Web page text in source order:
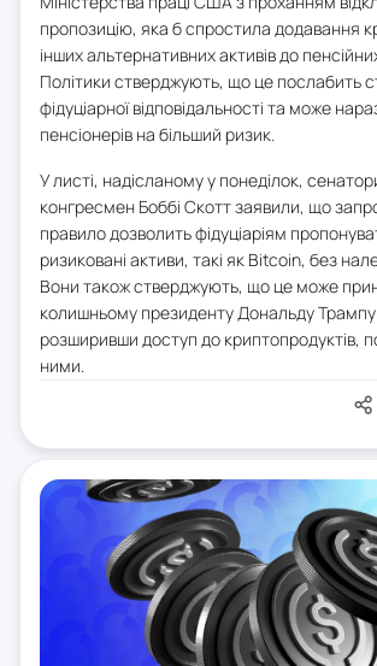
пропозицію, яка б спростила додавання
інших альтернативних активів до
Політики стверджують, що це послабить
фідуціарної відповідальності та може
пенсіонерів на більший ризик.
У листі, надісланому у понеділок,
конгресмен Боббі Скотт заявили, що
правило дозволить фідуціаріям
ризиковані активи, такі як Bitcoin, без
Вони також стверджують, що це може
колишньому президенту Дональду Трампу
розширивши доступ до криптопродуктів,
ними.